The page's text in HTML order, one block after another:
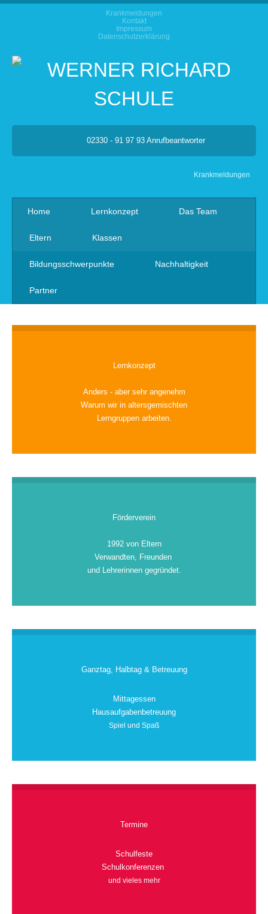
Krankmeldungen
Kontakt
Impressum
Datenschutzerklärung
02330 - 91 97 93 Anrufbeantworter
Krankmeldungen
Home Lernkonzept Das Team
Eltern Klassen
Bildungsschwerpunkte Nachhaltigkeit
Partner
Lernkonzept
Anders - aber sehr angenehm
Warum wir in altersgemischten
Lerngruppen arbeiten.
Förderverein
1992 von Eltern
Verwandten, Freunden
und Lehrerinnen gegründet.
Ganztag, Halbtag & Betreuung
Mittagessen
Hausaufgabenbetreuung
Spiel und Spaß
Termine
Schulfeste
Schulkonferenzen
und vieles mehr